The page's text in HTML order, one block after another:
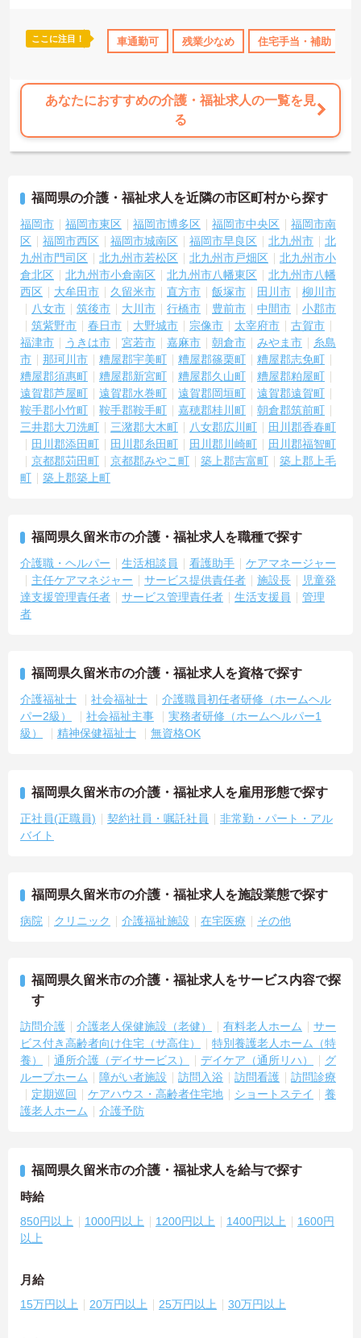
―――――――――――――――
■ 手当充実で安定収入を実現
・資格手当あり
・住宅手当あり
・夜勤手当や早出・遅出手当あり
→ 経験や資格を活かして安定した収入を目指せます♪
―――――――――――――――
安心してキャリアを築きやすい職場です
・退職金制度あり
・再雇用制度あり
・厚生資金貸付制度あり
→ 将来を見据えて腰を据えて働きやすい環境です♪
ここに注目！ 車通勤可 残業少なめ 住宅手当・補助
あなたにおすすめの介護・福祉求人の一覧を見
る
福岡県の介護・福祉求人を近隣の市区町村から探す
福岡市 福岡市東区 福岡市博多区 福岡市中央区
福岡市南
区
福岡市西区 福岡市城南区 福岡市早良区 北九州市
北
九州市門司区
北九州市若松区 北九州市戸畑区
北九州市小
倉北区
北九州市小倉南区 北九州市八幡東区
北九州市八幡
西区
大牟田市 久留米市 直方市 飯塚市 田川市
柳川市
八女市
筑後市 大川市 行橋市 豊前市 中間市
小郡市
筑紫野市
春日市 大野城市 宗像市 太宰府市
古賀市
福津市
うきは市 宮若市 嘉麻市 朝倉市 みやま市
糸島
市
那珂川市 糟屋郡宇美町 糟屋郡篠栗町
糟屋郡志免町
糟屋郡須惠町
糟屋郡新宮町 糟屋郡久山町
糟屋郡粕屋町
遠賀郡芦屋町
遠賀郡水巻町 遠賀郡岡垣町
遠賀郡遠賀町
鞍手郡小竹町
鞍手郡鞍手町 嘉穂郡桂川町
朝倉郡筑前町
三井郡大刀洗町
三潴郡大木町 八女郡広川町
田川郡香春町
田川郡添田町
田川郡糸田町 田川郡川崎町
田川郡福智町
京都郡苅田町
京都郡みやこ町 築上郡吉富町
築上郡上毛
町
築上郡築上町
福岡県久留米市の介護・福祉求人を職種で探す
介護職・ヘルパー 生活相談員 看護助手
ケアマネージャー
主任ケアマネジャー
サービス提供責任者 施設長
児童発
達支援管理責任者
サービス管理責任者 生活支援員
管理
者
福岡県久留米市の介護・福祉求人を資格で探す
介護福祉士 社会福祉士
介護職員初任者研修（ホームヘル
パー2級）
社会福祉主事
実務者研修（ホームヘルパー1
級）
精神保健福祉士 無資格OK
福岡県久留米市の介護・福祉求人を雇用形態で探す
正社員(正職員) 契約社員・嘱託社員
非常勤・パート・アル
バイト
福岡県久留米市の介護・福祉求人を施設業態で探す
病院 クリニック 介護福祉施設 在宅医療 その他
福岡県久留米市の介護・福祉求人をサービス内容で探
す
訪問介護 介護老人保健施設（老健） 有料老人ホーム
サー
ビス付き高齢者向け住宅（サ高住）
特別養護老人ホーム（特
養）
通所介護（デイサービス） デイケア（通所リハ）
グ
ループホーム
障がい者施設 訪問入浴 訪問看護
訪問診療
定期巡回
ケアハウス・高齢者住宅地 ショートステイ
養
護老人ホーム
介護予防
福岡県久留米市の介護・福祉求人を給与で探す
時給
850円以上 1000円以上 1200円以上 1400円以上
1600円
以上
月給
15万円以上 20万円以上 25万円以上 30万円以上